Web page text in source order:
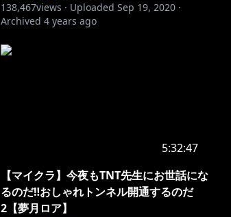
138,467views · Uploaded Sep 19, 2020 ·
Archived 4 years ago
5:32:47
【マイクラ】今夜もTNT先生にお世話にな
るのだ‼おしゃれトンネル開通するのだ
2【夢月ロア】